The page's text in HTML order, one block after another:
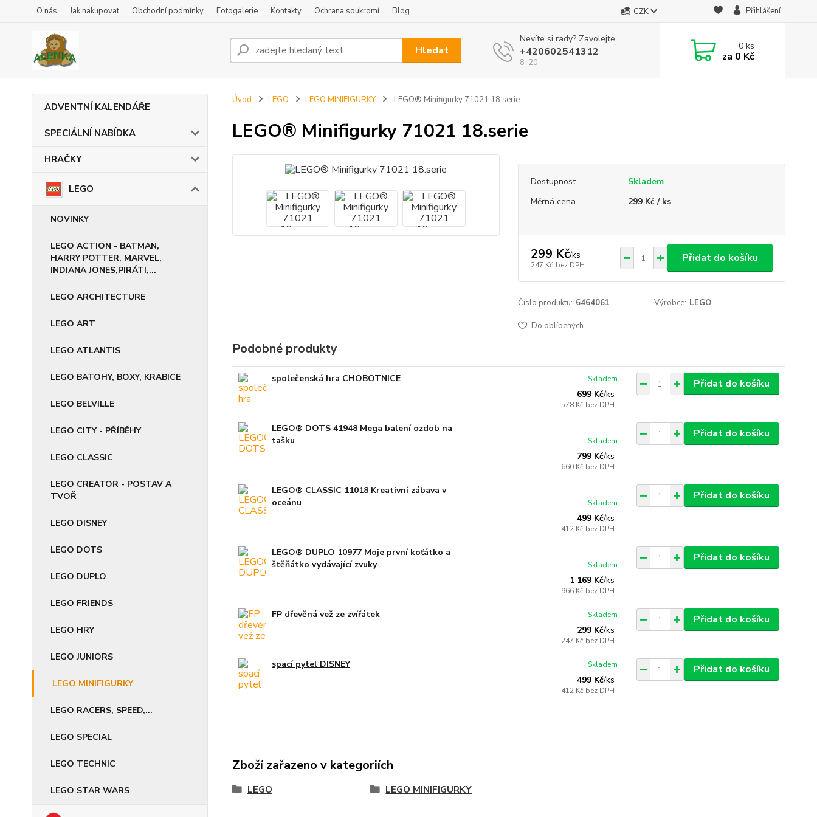
O nás Jak nakupovat Obchodní podmínky Fotogalerie Kontakty Ochrana soukromí Blog CZK Přihlášení
Hledat
Nevíte si rady? Zavolejte.
+420602541312
8-20
0ks
za 0 Kč
ADVENTNÍ KALENDÁŘE
SPECIÁLNÍ NABÍDKA
HRAČKY
LEGO
NOVINKY
LEGO ACTION - BATMAN,
HARRY POTTER, MARVEL,
INDIANA JONES,PIRÁTI,...
LEGO ARCHITECTURE
LEGO ART
LEGO ATLANTIS
LEGO BATOHY, BOXY, KRABICE
LEGO BELVILLE
LEGO CITY - PŘÍBĚHY
LEGO CLASSIC
LEGO CREATOR - POSTAV A
TVOŘ
LEGO DISNEY
LEGO DOTS
LEGO DUPLO
LEGO FRIENDS
LEGO HRY
LEGO JUNIORS
LEGO MINIFIGURKY
LEGO RACERS, SPEED,...
LEGO SPECIAL
LEGO TECHNIC
LEGO STAR WARS
Úvod LEGO LEGO MINIFIGURKY LEGO® Minifigurky 71021 18.serie
LEGO® Minifigurky 71021 18.serie
Dostupnost
Skladem
Měrná cena
299 Kč / ks
299 Kč/ks
247 Kč bez DPH
Přidat do košíku
Číslo produktu: 6464061 Výrobce: LEGO
Do oblíbených
Podobné produkty
společenská hra CHOBOTNICE
699 Kč/ks
578 Kč bez DPH
Skladem Přidat do košíku
LEGO® DOTS 41948 Mega balení ozdob na
tašku
799 Kč/ks
660 Kč bez DPH
Skladem
Přidat do košíku
LEGO® CLASSIC 11018 Kreativní zábava v
oceánu
499 Kč/ks
412 Kč bez DPH
Skladem
Přidat do košíku
LEGO® DUPLO 10977 Moje první koťátko a
štěňátko vydávající zvuky
1 169 Kč/ks
966 Kč bez DPH
Skladem
Přidat do košíku
FP dřevěná vež ze zvířátek
299 Kč/ks
247 Kč bez DPH
Skladem Přidat do košíku
spací pytel DISNEY
499 Kč/ks
412 Kč bez DPH
Skladem Přidat do košíku
Zboží zařazeno v kategoriích
LEGO LEGO MINIFIGURKY